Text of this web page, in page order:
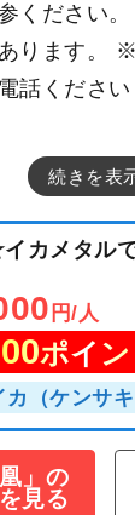
ください
ります。
話くださ
続きを表
カメタル
円/人
ポイ
カ（ケンサキ
」の
見る